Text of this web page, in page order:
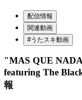
配信情報
関連動画
#うたスキ動画
"MAS QUE
featuring The
報